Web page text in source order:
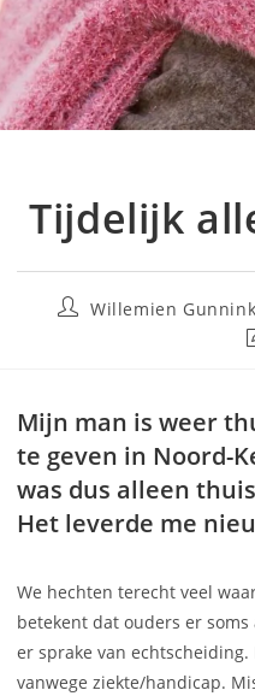
Tijdelijk
Willemien
Mijn man is weer
te geven in Noord-
was dus alleen
Het leverde me
We hechten terecht veel
betekent dat ouders er
er sprake van
vanwege ziekte/handicap.